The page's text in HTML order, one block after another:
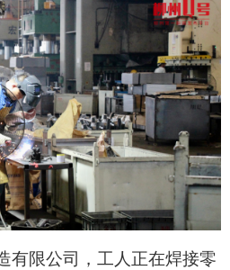
有限公司，工人正在焊接零